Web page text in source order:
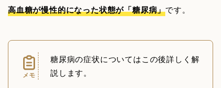
高血糖が慢性的になった状態が「糖尿病」です。
メモ
糖尿病の症状についてはこの後詳しく解
説します。